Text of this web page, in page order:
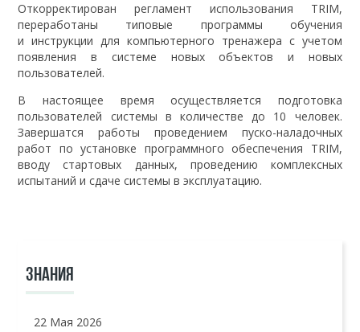
Откорректирован регламент использования TRIM,
переработаны типовые программы обучения
и инструкции для компьютерного тренажера с учетом
появления в системе новых объектов и новых
пользователей.
В настоящее время осуществляется подготовка
пользователей системы в количестве до 10 человек.
Завершатся работы проведением пуско-наладочных
работ по установке программного обеспечения TRIM,
вводу стартовых данных, проведению комплексных
испытаний и сдаче системы в эксплуатацию.
ЗНАНИЯ
22 Мая 2026